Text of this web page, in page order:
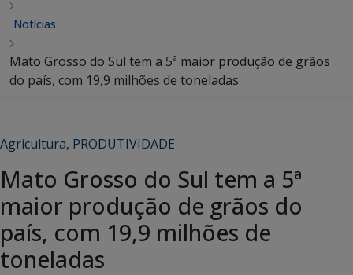
Notícias
Mato Grosso do Sul tem a 5ª maior produção de grãos
do país, com 19,9 milhões de toneladas
Agricultura, PRODUTIVIDADE
Mato Grosso do Sul tem a 5ª
maior produção de grãos do
país, com 19,9 milhões de
toneladas